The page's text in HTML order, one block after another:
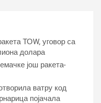
ТОW, уговор са
долара
још ракета-
ватру код
појачала